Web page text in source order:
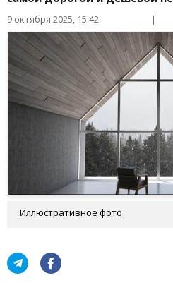
9 октября 2025, 15:42 |
Иллюстративное фото